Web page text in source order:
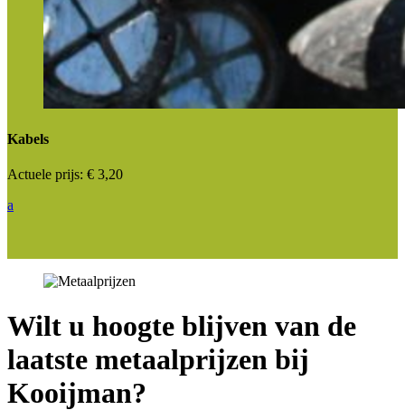
Kabels
Actuele prijs: € 3,20
a
Wilt u hoogte blijven van de
laatste metaalprijzen bij
Kooijman?